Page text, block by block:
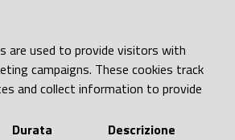
are used to provide visitors with
campaigns. These cookies track
and collect information to provide
Durata Descrizione